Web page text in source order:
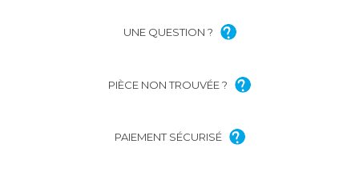
UNE QUESTION ?
PIÈCE NON TROUVÉE ?
PAIEMENT SÉCURISÉ